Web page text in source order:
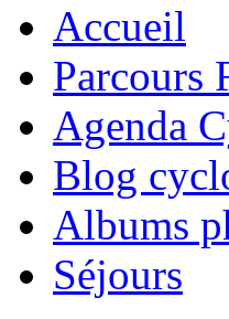
Accueil
Parcours
Agenda
Blog
Albums
Séjours